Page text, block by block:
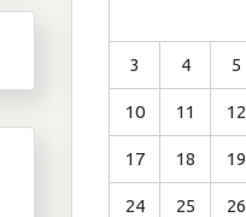
3 4 5
10 11 12
17 18 19
24 25 26